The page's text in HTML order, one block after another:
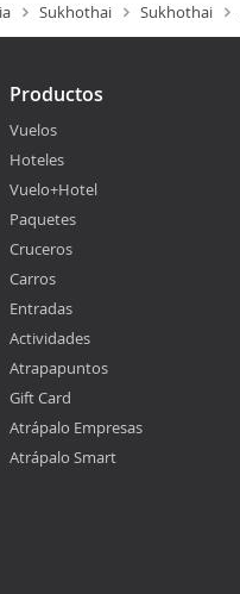
Sukhothai Sukhothai
Productos
Vuelos
Hoteles
Vuelo+Hotel
Paquetes
Cruceros
Carros
Entradas
Actividades
Atrapapuntos
Gift Card
Atrápalo Empresas
Atrápalo Smart